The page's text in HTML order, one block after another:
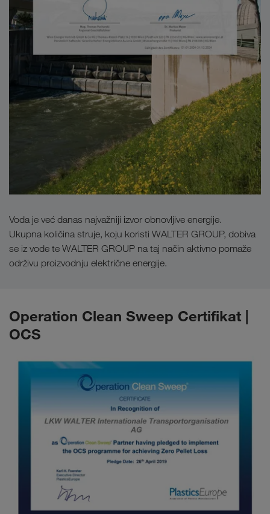
Voda je već danas najvažniji izvor obnovljive energije.
Ukupna količina struje, koju koristi WALTER GROUP, dobiva
se iz vode te WALTER GROUP na taj način aktivno pomaže
održivu proizvodnju električne energije.
Operation Clean Sweep Certifikat |
OCS